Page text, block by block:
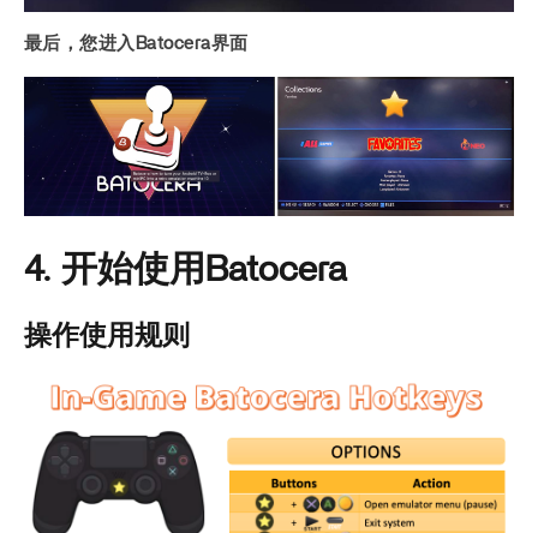
最后，您进入Batocera界面
4. 开始使用Batocera
操作使用规则